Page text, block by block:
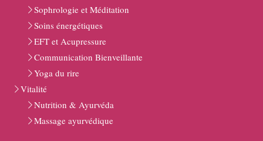
Sophrologie et Méditation
Soins énergétiques
EFT et Acupressure
Communication Bienveillante
Yoga du rire
Vitalité
Nutrition & Ayurvéda
Massage ayurvédique